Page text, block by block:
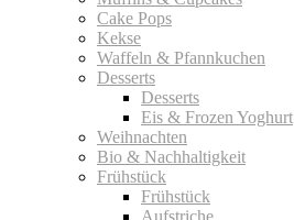
Cake Pops
Kekse
Waffeln & Pfannkuchen
Desserts
Desserts
Eis & Frozen Yoghurt
Weihnachten
Bio & Nachhaltigkeit
Frühstück
Frühstück
Aufstriche